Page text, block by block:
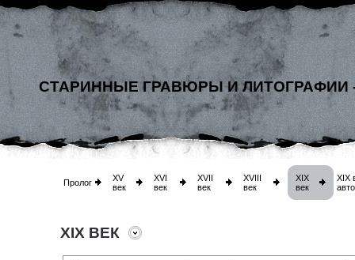
СТАРИННЫЕ ГРАВЮРЫ И ЛИТОГРАФИИ
Пролог
XV
век
XVI
век
XVII
век
XVIII
век
XIX
век
XIX
XIX ВЕК